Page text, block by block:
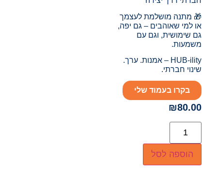
🎁 מתנה מושלמת לעצמך
או למי שאוהבים – גם יפה,
גם שימושית, וגם עם
משמעות.
HUB-ility – אמנות. ערך.
שינוי חברתי.
בקרו בעמוד שלי
₪80.00
הוספה לסל